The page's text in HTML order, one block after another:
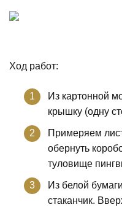
Ход работ:
Из картонной
крышку (одну
Примеряем
обернуть
туловище
Из белой
стаканчик.